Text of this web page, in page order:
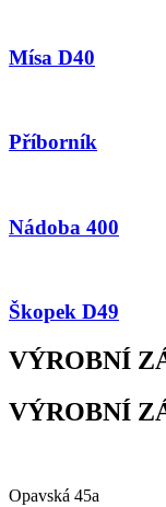
Mísa D40
Příborník
Nádoba 400
Škopek D49
VÝROBNÍ
VÝROBNÍ
Opavská 45a